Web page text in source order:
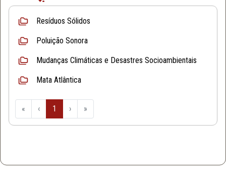
Resíduos Sólidos
Poluição Sonora
Mudanças Climáticas e Desastres Socioambientais
Mata Atlântica
« ‹ 1 › »